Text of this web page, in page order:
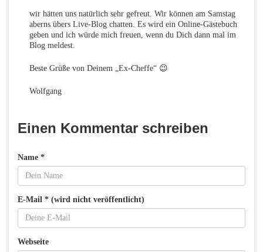
wir hätten uns natürlich sehr gefreut. Wir können am Samstag
aberns übers Live-Blog chatten. Es wird ein Online-Gästebuch
geben und ich würde mich freuen, wenn du Dich dann mal im
Blog meldest.
Beste Grüße von Deinem „Ex-Cheffe“ 😉
Wolfgang
Einen Kommentar schreiben
Name *
E-Mail * (wird nicht veröffentlicht)
Webseite